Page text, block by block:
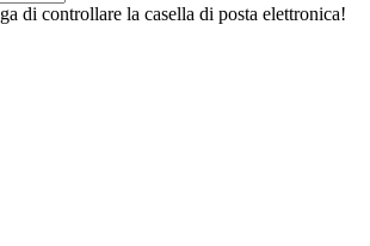
di controllare la casella di posta elettronica!